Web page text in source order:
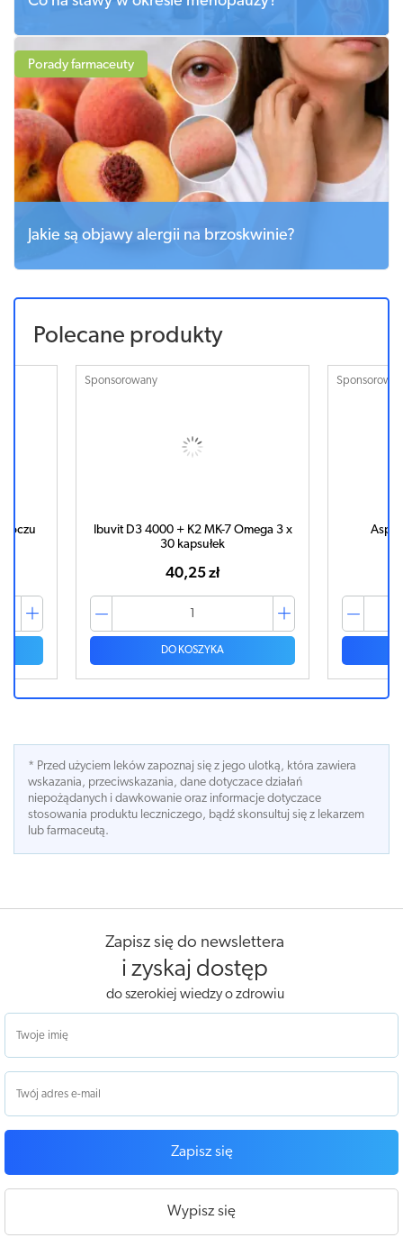
Porady farmaceuty
Jakie są objawy alergii na brzoskwinie?
Polecane produkty
oczu
Sponsorowany
Ibuvit D3 4000 + K2 MK-7 Omega 3 x
30 kapsułek
40,25 zł
DO KOSZYKA
* Przed użyciem leków zapoznaj się z jego ulotką, która zawiera
wskazania, przeciwskazania, dane dotyczace działań
niepożądanych i dawkowanie oraz informacje dotyczace
stosowania produktu leczniczego, bądź skonsultuj się z lekarzem
lub farmaceutą.
Zapisz się do newslettera
i zyskaj dostęp
do szerokiej wiedzy o zdrowiu
Zapisz się
Wypisz się